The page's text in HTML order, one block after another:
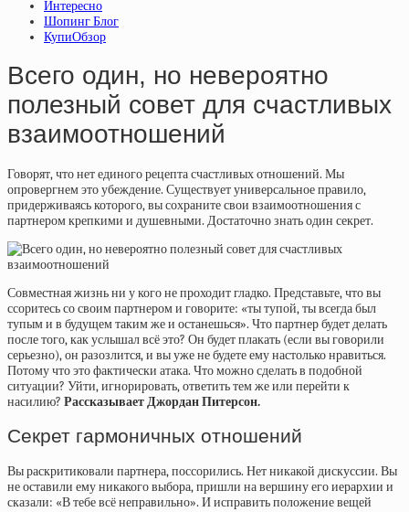
Интересно
Шопинг Блог
КупиОбзор
Всего один, но невероятно
полезный совет для счастливых
взаимоотношений
Говорят, что нет единого рецепта счастливых отношений. Мы
опровергнем это убеждение. Существует универсальное правило,
придерживаясь которого, вы сохраните свои взаимоотношения с
партнером крепкими и душевными. Достаточно знать один секрет.
Совместная жизнь ни у кого не проходит гладко. Представьте, что вы
ссоритесь со своим партнером и говорите: «ты тупой, ты всегда был
тупым и в будущем таким же и останешься». Чтопартнербудет делать
после того, как услышал всё это? Он будет плакать (если вы говорили
серьезно), он разозлится, и вы уже не будете ему настолько нравиться.
Потому что это фактически атака. Что можно сделать в подобной
ситуации? Уйти, игнорировать, ответить тем же или перейти к
насилию? Рассказывает Джордан Питерсон.
Секрет гармоничных отношений
Вы раскритиковали партнера, поссорились. Нет никакой дискуссии. Вы
не оставили ему никакого выбора, пришли на вершину его иерархии и
сказали: «В тебе всё неправильно». И исправить положение вещей